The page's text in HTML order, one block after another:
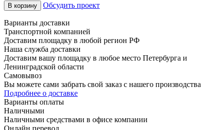
В корзину Обсудить проект
Варианты доставки
Транспортной компанией
Доставим площадку в любой регион РФ
Наша служба доставки
Доставим вашу площадку в любое место Петербурга и
Ленинградской области
Самовывоз
Вы можете сами забрать свой заказ с нашего производства
Подробнее о доставке
Варианты оплаты
Наличными
Наличными средствами в офисе компании
Онлайн перевод